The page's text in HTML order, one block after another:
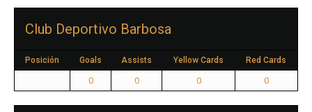
Club Deportivo Barbosa
Posición Goals Assists Yellow Cards Red Cards
0 0 0 0